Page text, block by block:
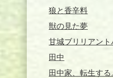
狼と香辛料
獣の見た夢
甘城ブリリアント
田中
田中家、転生する